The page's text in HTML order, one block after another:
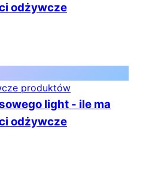
odżywcze
produktów
light - ile ma
odżywcze